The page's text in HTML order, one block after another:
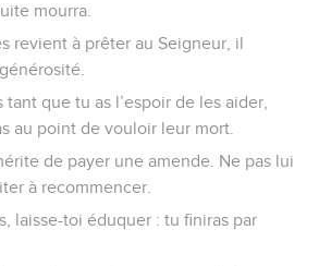
mourra.
revient à prêter au Seigneur, il
que tu as l’espoir de les aider,
au point de vouloir leur mort.
de payer une amende. Ne pas lui
à recommencer.
laisse-toi éduquer : tu finiras par